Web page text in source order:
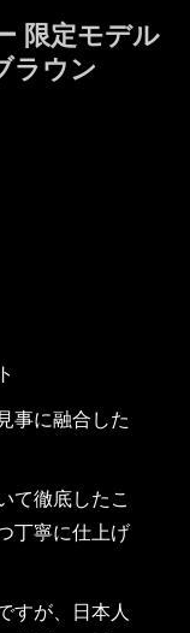
限定モデル
ラウン
事に融合した
て徹底したこ
丁寧に仕上げ
すが、日本人